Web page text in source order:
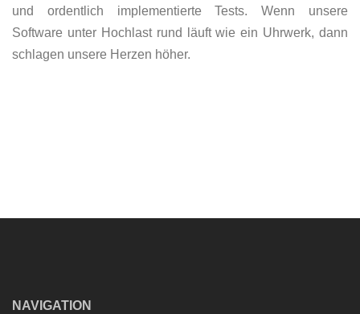
und ordentlich implementierte Tests. Wenn unsere
Software unter Hochlast rund läuft wie ein Uhrwerk, dann
schlagen unsere Herzen höher.
NAVIGATION